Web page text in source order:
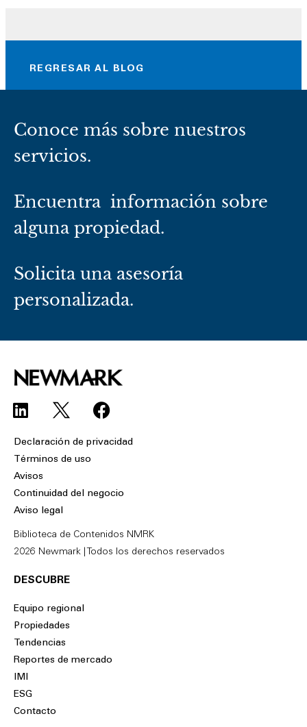
REGRESAR AL BLOG
Conoce más sobre nuestros
servicios.
Encuentra información sobre
alguna propiedad.
Solicita una asesoría
personalizada.
L
i
n
k
e
d
F
a
o
Declaración de privacidad
Términos de uso
Avisos
Continuidad del negocio
Aviso legal
Biblioteca de Contenidos NMRK
2026 Newmark | Todos los derechos reservados
DESCUBRE
Equipo regional
Propiedades
Tendencias
Reportes de mercado
IMI
ESG
Contacto